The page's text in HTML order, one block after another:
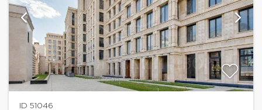
ID 51046